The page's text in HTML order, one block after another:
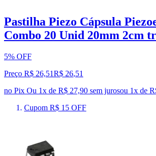
Pastilha Piezo Cápsula
Combo 20 Unid 20mm 2cm
5% OFF
Preço R$ 26,51R$ 26,51
no Pix Ou 1x de R$ 27,90 sem jurosou 1x de
Cupom R$ 15 OFF